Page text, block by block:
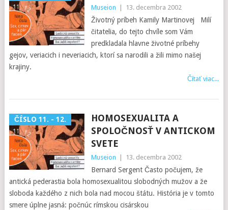
Museion 13. decembra 2002
Životný príbeh Kamily Martinovej Milí
čitatelia, do tejto chvíle som Vám
predkladala hlavne životné príbehy
gejov, veriacich i neveriacich, ktorí sa narodili a žili mimo našej
krajiny.
Čítať viac...
ČÍSLO 11. - 12.
HOMOSEXUALITA A
SPOLOČNOSŤ V ANTICKOM
SVETE
Museion 13. decembra 2002
Bernard Sergent Často počujem, že
antická pederastia bola homosexualitou slobodných mužov a že
sloboda každého z nich bola nad mocou štátu. História je v tomto
smere úplne jasná: počnúc rímskou cisárskou